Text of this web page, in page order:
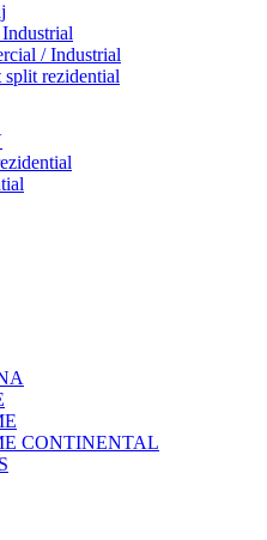
/ Industrial
rezidential
CONTINENTAL